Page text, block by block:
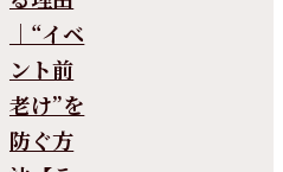
｜“イベ
ント前
老け”を
防ぐ方